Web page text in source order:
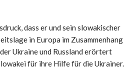
dass er und sein slowakischer
in Europa im Zusammenhang
Ukraine und Russland erörtert
für ihre Hilfe für die Ukrainer.